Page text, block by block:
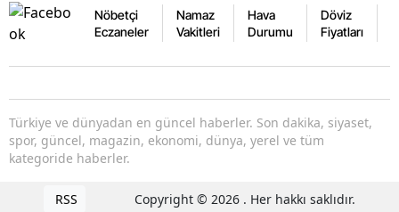
Nöbetçi
Eczaneler
Namaz
Vakitleri
Hava
Durumu
Döviz
Fiyatları
Türkiye ve dünyadan en güncel haberler. Son dakika, siyaset,
spor, güncel, magazin, ekonomi, dünya, yerel ve tüm
kategoride haberler.
RSS Copyright © 2026 . Her hakkı saklıdır.